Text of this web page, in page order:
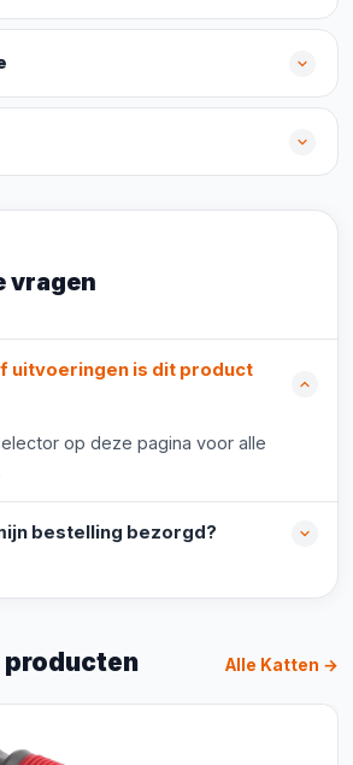
vragen
uitvoeringen is dit product
op deze pagina voor alle
bestelling bezorgd?
Alle Katten →